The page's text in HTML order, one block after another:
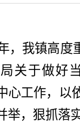
，我镇高度
关于做好
心工作，以
举，狠抓落